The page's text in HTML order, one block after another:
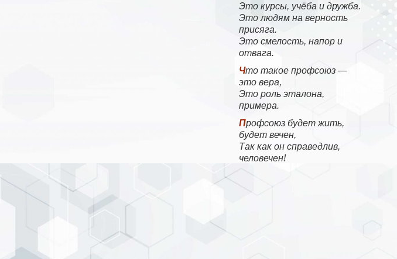
Это курсы, учёба и дружба.
Это людям на верность
присяга.
Это смелость, напор и
отвага.
Что такое профсоюз —
это вера,
Это роль эталона,
примера.
Профсоюз будет жить,
будет вечен,
Так как он справедлив,
человечен!